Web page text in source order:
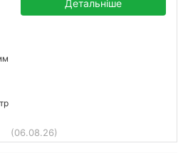
Детальніше
(06.08.26)